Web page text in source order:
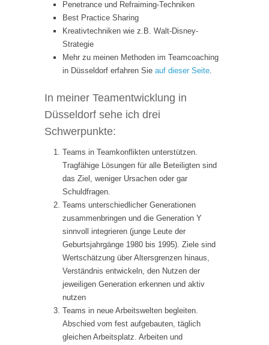
Penetrance und Refraiming-Techniken
Best Practice Sharing
Kreativtechniken wie z.B. Walt-Disney-
Strategie
Mehr zu meinen Methoden im Teamcoaching
in Düsseldorf erfahren Sie auf dieser Seite.
In meiner Teamentwicklung in
Düsseldorf sehe ich drei
Schwerpunkte:
Teams in Teamkonflikten unterstützen.
Tragfähige Lösungen für alle Beteiligten sind
das Ziel, weniger Ursachen oder gar
Schuldfragen.
Teams unterschiedlicher Generationen
zusammenbringen und die Generation Y
sinnvoll integrieren (junge Leute der
Geburtsjahrgänge 1980 bis 1995). Ziele sind
Wertschätzung über Altersgrenzen hinaus,
Verständnis entwickeln, den Nutzen der
jeweiligen Generation erkennen und aktiv
nutzen
Teams in neue Arbeitswelten begleiten.
Abschied vom fest aufgebauten, täglich
gleichen Arbeitsplatz. Arbeiten und